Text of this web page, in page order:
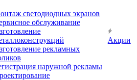
светодиодных экранов
обслуживание
рекламных
наружной рекламы
Акции